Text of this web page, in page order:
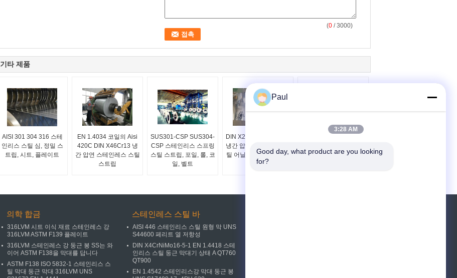
(0 / 3000)
기타 제품
AISI 301 304 316 스테
인리스 스틸 심, 정밀 스
트립, 시트, 플레이트
EN 1.4034 코일의 Aisi
420C DIN X46Cr13 냉
간 압연 스테인레스 스틸
스트립
SUS301-CSP SUS304-
CSP 스테인리스 스프링
스틸 스트립, 포일, 롤, 코
일, 벨트
DIN X20CrMo13 스트립
냉간 압연 스테인레스 스
틸 어닐링 EN 1.4120 코
일
스테인레스 스틸 스트립
의학 합금
316LVM 시트 이식 재료 스테인레스 강
316LVM ASTM F139 플레이트
316LVM 스테인레스 강 둥근 봉 SS는 와
이어 ASTM F138을 막대를 답니다
ASTM F138 ISO 5832-1 스테인리스 스
틸 막대 둥근 막대 316LVM UNS
스테인레스 스틸 바
AISI 446 스테인리스 스틸 원형 막 UNS
S44600 페리트 열 저항성
DIN X4CrNiMo16-5-1 EN 1.4418 스테
인리스 스틸 둥근 막대기 상태 A QT760
QT900
EN 1.4542 스테인리스강 막대 둥근 봉
Paul
3:28 AM
Good day, what product are you looking
for?